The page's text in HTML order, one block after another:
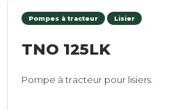
Pompes à tracteur Lisier
TNO 125LK
Pompe à tracteur pour lisiers.